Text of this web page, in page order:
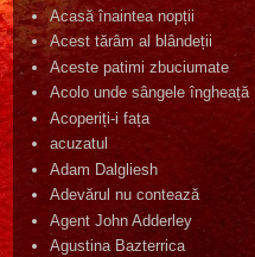
Acasă înaintea nopții
Acest tărâm al blândeții
Aceste patimi zbuciumate
Acolo unde sângele îngheață
Acoperiți-i fața
acuzatul
Adam Dalgliesh
Adevărul nu contează
Agent John Adderley
Agustina Bazterrica